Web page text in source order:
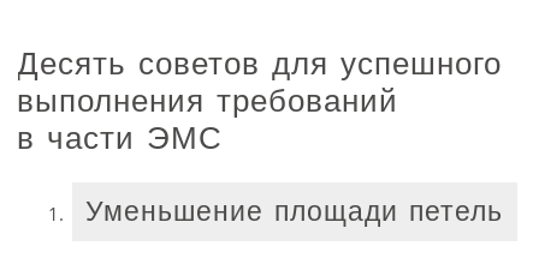
Десять советов для успешного
выполнения требований
в части ЭМС
Уменьшение площади петель